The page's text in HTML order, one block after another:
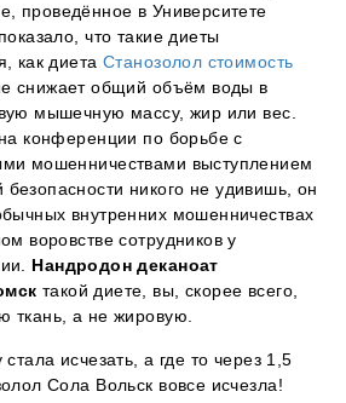
проведённое в Университете
что такие диеты
как диетаСтанозолол стоимость
снижает общий объём воды в
мышечную массу, жир или вес.
конференции по борьбе с
мошенничествами выступлением
никого не удивишь, он
внутренних мошенничествах
воровстве сотрудников у
Нандродон деканоат
такой диете, вы, скорее всего,
ткань, а не жировую.
исчезать, а где то через 1,5
Сола Вольск вовсе исчезла!